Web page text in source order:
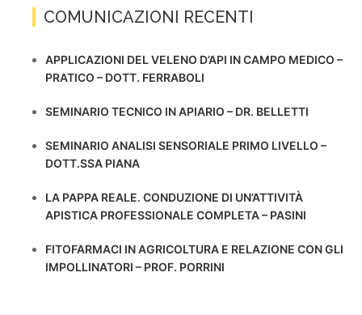
COMUNICAZIONI RECENTI
APPLICAZIONI DEL VELENO D’API IN CAMPO MEDICO –
PRATICO – DOTT. FERRABOLI
SEMINARIO TECNICO IN APIARIO – DR. BELLETTI
SEMINARIO ANALISI SENSORIALE PRIMO LIVELLO –
DOTT.SSA PIANA
LA PAPPA REALE. CONDUZIONE DI UN’ATTIVITÀ
APISTICA PROFESSIONALE COMPLETA – PASINI
FITOFARMACI IN AGRICOLTURA E RELAZIONE CON GLI
IMPOLLINATORI – PROF. PORRINI